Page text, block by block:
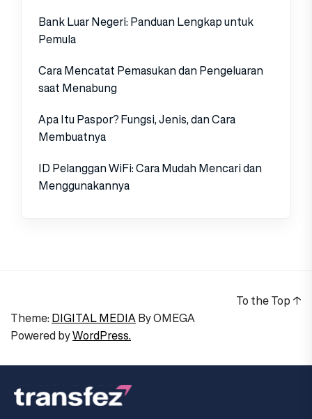
Bank Luar Negeri: Panduan Lengkap untuk
Pemula
Cara Mencatat Pemasukan dan Pengeluaran
saat Menabung
Apa Itu Paspor? Fungsi, Jenis, dan Cara
Membuatnya
ID Pelanggan WiFi: Cara Mudah Mencari dan
Menggunakannya
Theme: DIGITAL MEDIAByOMEGA
Powered byWordPress.
To the Top ↑